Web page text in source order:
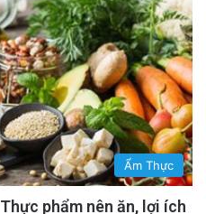
Ẩm Thực
phẩm nên ăn, lợi ích